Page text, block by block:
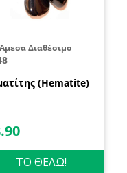
Διαθέσιμο
(Hematite)
ΤΟ ΘΕΛΩ!